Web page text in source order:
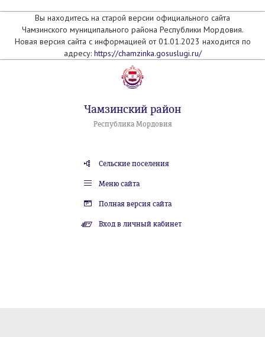
Вы находитесь на старой версии официального сайта
Чамзинского муниципального района Республики Мордовия.
Новая версия сайта с информацией от 01.01.2023 находится по
адресу: https://chamzinka.gosuslugi.ru/
Чамзинский район
Республика Мордовия
Сельские поселения
Меню сайта
Полная версия сайта
Вход в личный кабинет